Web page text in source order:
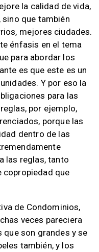
la calidad de vida,
sino que también
mejores ciudades.
énfasis en el tema
para abordar los
es que este es un
Y por eso la
para las
por ejemplo,
porque las
dentro de las
las reglas, tanto
copropiedad que
de Condominios,
veces pareciera
son grandes y se
también, y los